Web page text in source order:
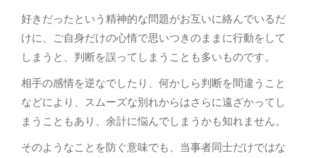
好きだったという精神的な問題がお互いに絡んでいるだ
けに、ご自身だけの心情で思いつきのままに行動をして
しまうと、判断を誤ってしまうことも多いものです。
相手の感情を逆なでしたり、何かしら判断を間違うこと
などにより、スムーズな別れからはさらに遠ざかってし
まうこともあり、余計に悩んでしまうかも知れません。
そのようなことを防ぐ意味でも、当事者同士だけではな